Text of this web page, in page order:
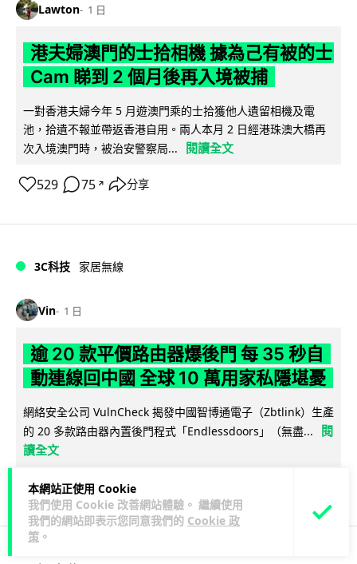
本網站正使用 Cookie
我們使用 Cookie 改善網站體驗。 繼續使用
我們的網站即表示您同意我們的 Cookie 政
策 。
Lawton 1 日
港夫婦澳門的士拾相機 據為己有被的士
Cam 睇到 2 個月後再入境被捕
一對香港夫婦今年 5 月遊澳門乘的士拾獲他人遺留相機及電
池，拾遺不報並帶返香港自用。兩人本月 2 日經港珠澳大橋再
次入境澳門時，被治安警察局...
閱讀全文
529 75 ↗ 分享
3C科技 家居無線
Vin 1 日
逾 20 款平價路由器爆後門 每 35 秒自
動連線回中國 全球 10 萬用家私隱堪憂
網絡安全公司 VulnCheck 揭發中國智博通電子（Zbtlink）生產
的 20 多款路由器內置後門程式「Endlessdoors」（無盡...
閱
讀全文
953 218↗ 分享